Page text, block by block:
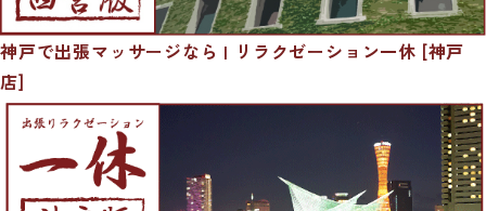
神戸で出張マッサージなら | リラクゼーション一休 [神戸
店]